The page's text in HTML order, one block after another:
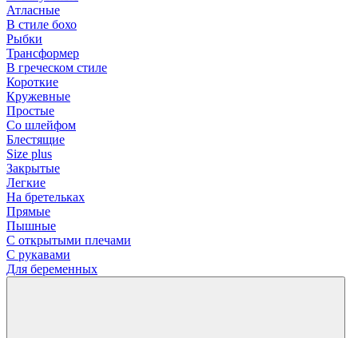
Атласные
В стиле бохо
Рыбки
Трансформер
В греческом стиле
Короткие
Кружевные
Простые
Со шлейфом
Блестящие
Size plus
Закрытые
Легкие
На бретельках
Прямые
Пышные
С открытыми плечами
С рукавами
Для беременных